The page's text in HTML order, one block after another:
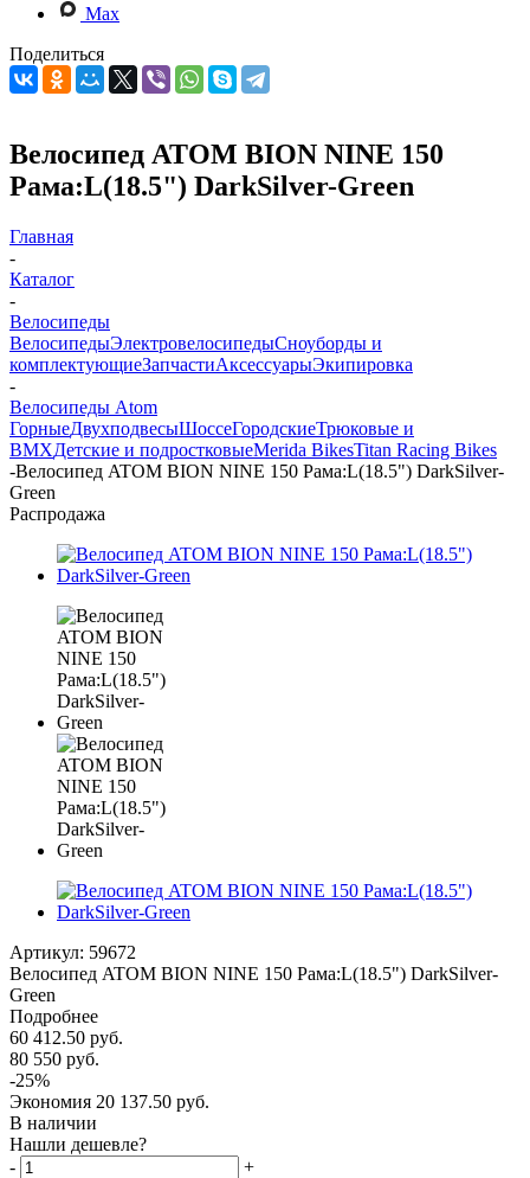
Max
Поделиться
Велосипед ATOM BION NINE 150
Рама:L(18.5") DarkSilver-Green
Главная
-
Каталог
-
Велосипеды
ВелосипедыЭлектровелосипедыCноуборды и
комплектующиеЗапчастиАксессуарыЭкипировка
-
Велосипеды Atom
ГорныеДвухподвесыШоссеГородскиеТрюковые и
BMXДетские и подростковыеMerida BikesTitan Racing Bikes
-Велосипед ATOM BION NINE 150 Рама:L(18.5") DarkSilver-
Green
Распродажа
Артикул: 59672
Велосипед ATOM BION NINE 150 Рама:L(18.5") DarkSilver-
Green
Подробнее
60 412.50 руб.
80 550 руб.
-25%
Экономия 20 137.50 руб.
В наличии
Нашли дешевле?
-
+